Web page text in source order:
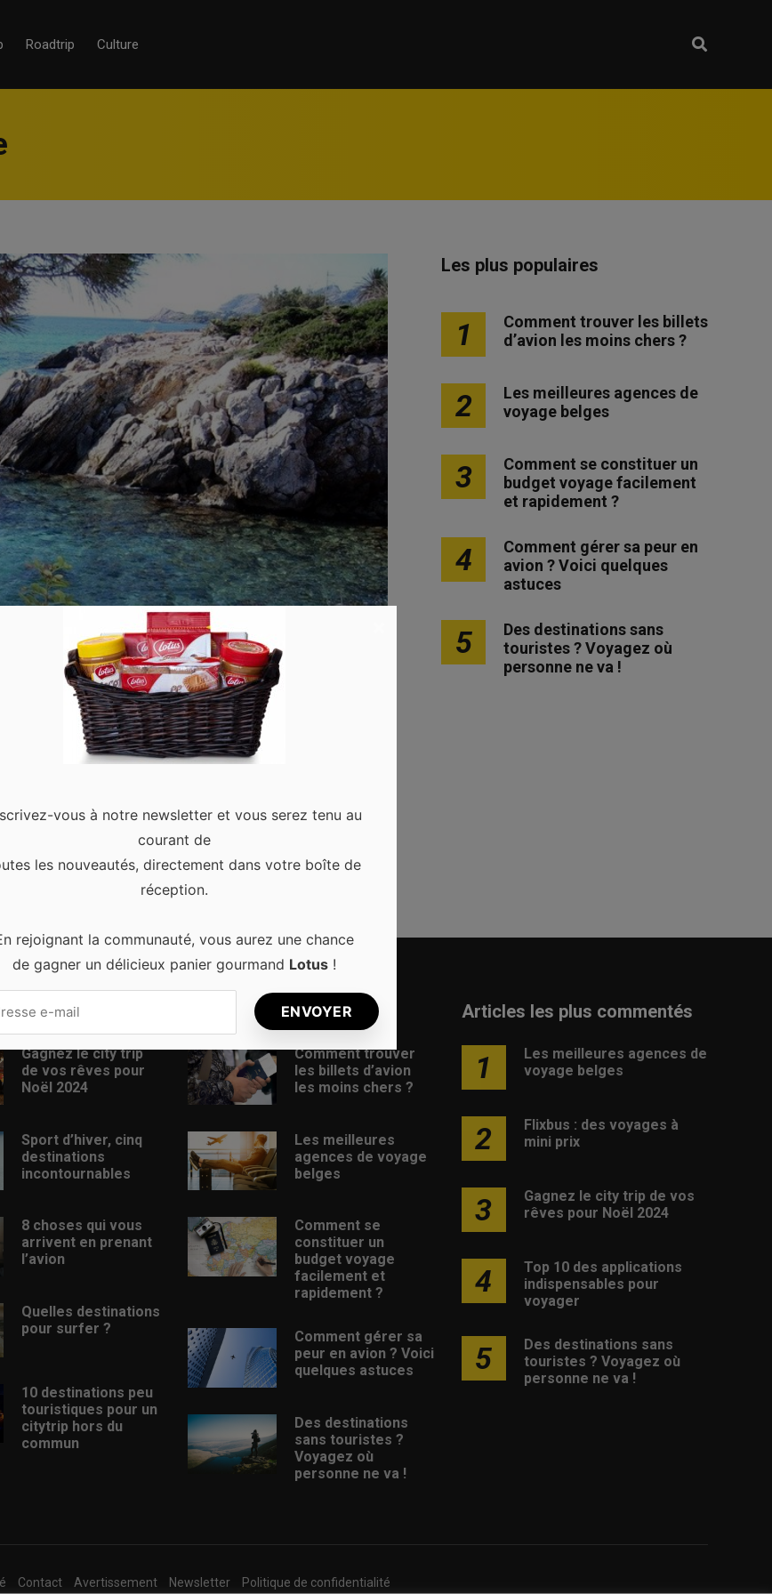
Roadtrip Culture
vous 0
ne faut pas aller à l’autre bout du monde pour trouver un
2h de chez vous. En …Read more
Les plus populaires
1
Comment trouver les billets
d’avion les moins chers ?
2
Les meilleures agences de
voyage belges
3
Comment se constituer un
budget voyage facilement
et rapidement ?
4
Comment gérer sa peur en
avion ? Voici quelques
astuces
5
Des destinations sans
touristes ? Voyagez où
personne ne va !
Gagnez le city trip
de vos rêves pour
Noël 2024
Sport d’hiver, cinq
destinations
incontournables
8 choses qui vous
arrivent en prenant
l’avion
Quelles destinations
pour surfer ?
10 destinations peu
touristiques pour un
citytrip hors du
commun
Articles populaires
Comment trouver
les billets d’avion
les moins chers ?
Les meilleures
agences de voyage
belges
Comment se
constituer un
budget voyage
facilement et
rapidement ?
Comment gérer sa
peur en avion ? Voici
quelques astuces
Des destinations
sans touristes ?
Voyagez où
personne ne va !
Articles les plus commentés
1
Les meilleures agences de
voyage belges
2
Flixbus : des voyages à
mini prix
3
Gagnez le city trip de vos
rêves pour Noël 2024
4
Top 10 des applications
indispensables pour
voyager
5
Des destinations sans
touristes ? Voyagez où
personne ne va !
Contact Avertissement Newsletter Politique de confidentialité
vous à notre newsletter et vous serez tenu au
courant de
les nouveautés, directement dans votre boîte de
réception.
rejoignant la communauté, vous aurez une chance
de gagner un délicieux panier gourmand Lotus !